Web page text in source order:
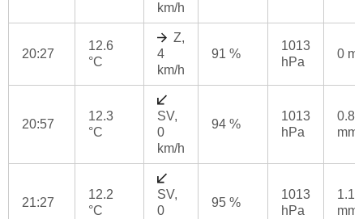
km/h
20:27
12.6
°C
Z,
4
km/h
91 %
1013
hPa
0
20:57
12.3
°C
SV,
0
km/h
94 %
1013
hPa
0.8
mm
21:27
12.2
°C
SV,
0
95 %
1013
hPa
1.1
mm